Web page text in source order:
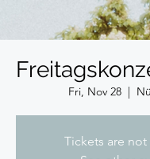
Fri, Nov 28
  |
Tickets are not